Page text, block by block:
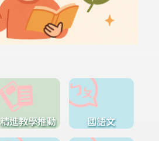
精進教學推動 國語文